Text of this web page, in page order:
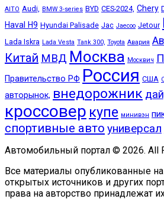
AITO Audi, BMW 3-series BYD CES-2024, Chery
Haval H9 Hyundai Palisade Jac Jaecoo Jetour
Lada Iskra Lada Vesta Tank 300, Toyota Авария
Китай МВД Москва Москвич
Правительство РФ Россия США
авторынок, внедорожник
кроссовер купе минивэн
спортивные авто универсал
Автомобильный портал © 2026. All
Все материалы опубликованные на
открытых источников и других
права на авторство принадлежат